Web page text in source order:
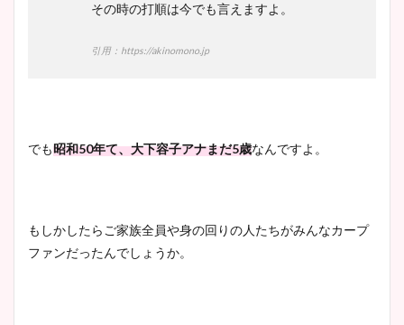
かわいい！カップや水着姿も
その時の打順は今でも言えますよ。
引用：https://akinomono.jp
でも昭和50年て、大下容子アナまだ5歳なんですよ。
もしかしたらご家族全員や身の回りの人たちがみんなカープ
ファンだったんでしょうか。